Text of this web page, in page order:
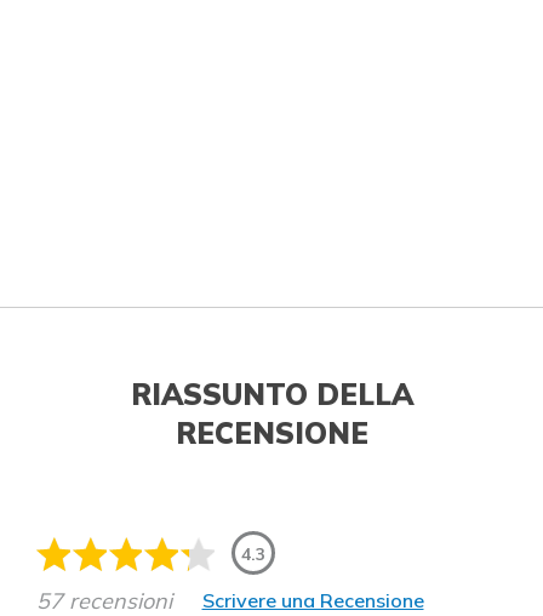
RIASSUNTO DELLA
RECENSIONE
4.3
57 recensioni Scrivere una Recensione